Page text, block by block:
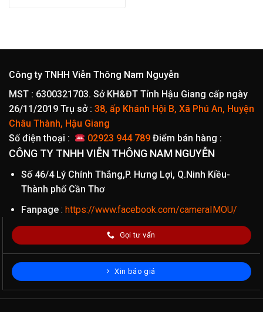
Công ty TNHH Viễn Thông Nam Nguyễn
MST : 6300321703. Sở KH&ĐT Tỉnh Hậu Giang cấp ngày
26/11/2019 Trụ sở : 38, ấp Khánh Hội B, Xã Phú An, Huyện
Châu Thành, Hậu Giang
Số điện thoại :
02923 944 789 Điểm bán hàng :
CÔNG TY TNHH VIỄN THÔNG NAM NGUYỄN
Số 46/4 Lý Chính Thắng,P. Hưng Lợi, Q.Ninh Kiều-
Thành phố Cần Thơ
Fanpage: https://www.facebook.com/cameraIMOU/
Gọi tư vấn
Xin báo giá